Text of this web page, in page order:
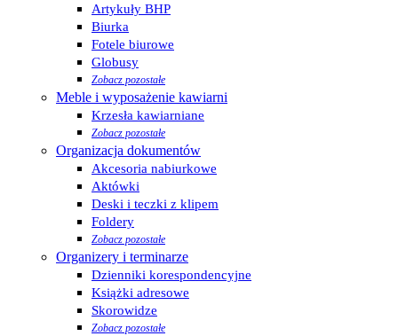
Artykuły BHP
Biurka
Fotele biurowe
Globusy
Zobacz pozostałe
Meble i wyposażenie kawiarni
Krzesła kawiarniane
Zobacz pozostałe
Organizacja dokumentów
Akcesoria nabiurkowe
Aktówki
Deski i teczki z klipem
Foldery
Zobacz pozostałe
Organizery i terminarze
Dzienniki korespondencyjne
Książki adresowe
Skorowidze
Zobacz pozostałe